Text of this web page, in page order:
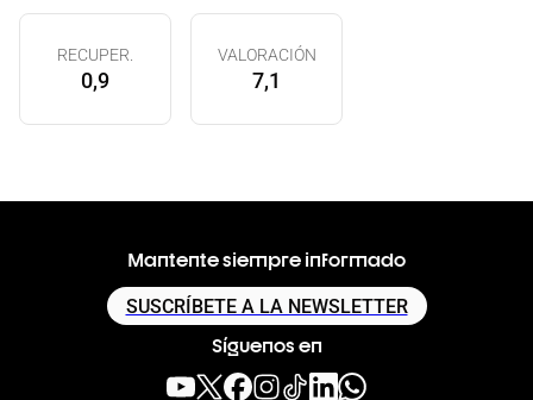
RECUPER.
0,9
VALORACIÓN
7,1
Mantente siempre informado
SUSCRÍBETE A LA NEWSLETTER
Síguenos en